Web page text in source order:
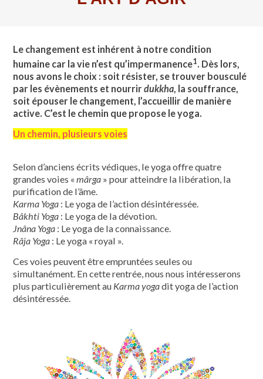
Le changement est inhérent à notre condition
humaine car la vie n’est qu’impermanence1. Dès lors,
nous avons le choix : soit résister, se trouver bousculé
par les évènements et nourrirdukkha, la souffrance,
soit épouser le changement, l’accueillir de manière
active. C’est le chemin que propose le yoga.
Un chemin, plusieurs voies
Selon d’anciens écrits védiques, le yoga offre quatre
grandes voies «mârga » pour atteindre la libération, la
purification de l’âme.
Karma Yoga : Le yoga de l’action désintéressée.
Bâkhti Yoga : Le yoga de la dévotion.
Jnâna Yoga : Le yoga de la connaissance.
Râja Yoga : Le yoga « royal ».
Ces voies peuvent être empruntées seules ou
simultanément. En cette rentrée, nous nous intéresserons
plus particulièrement au Karma yogadit yoga de l’action
désintéressée.